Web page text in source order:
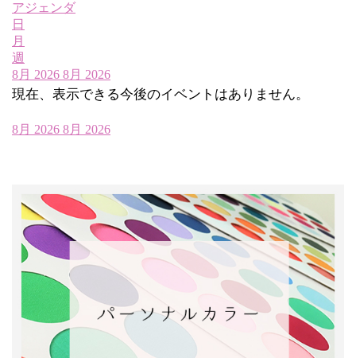
アジェンダ
日
月
週
8月 2026 8月 2026
現在、表示できる今後のイベントはありません。
8月 2026 8月 2026